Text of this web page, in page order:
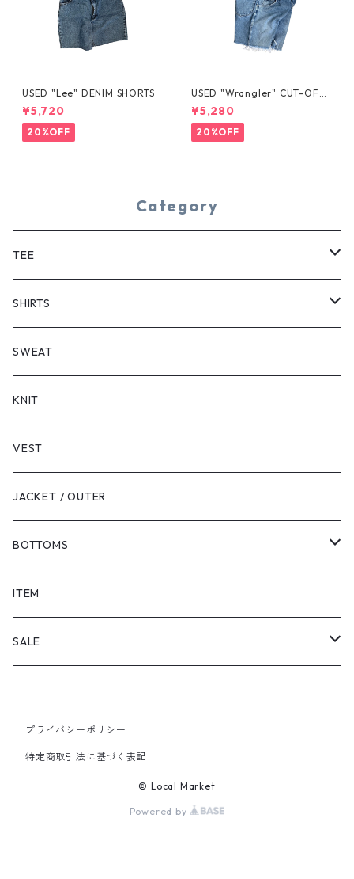
USED "Lee" DENIM SHORTS
¥5,720
20%OFF
USED "Wrangler" CUT-OFF
DENIM SHORTS
¥5,280
20%OFF
Category
TEE
SHORT SLEEVE
LONG SLEEVE
SHIRTS
SHORT SLEEVE
LONG SLEEVE
SWEAT
KNIT
VEST
JACKET / OUTER
BOTTOMS
SHORTS
PANTS
ITEM
SALE
PANTS
プライバシーポリシー
特定商取引法に基づく表記
© Local Market
Powered by